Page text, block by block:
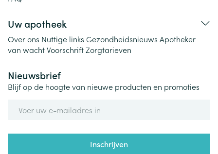
Uw apotheek
Over ons Nuttige links Gezondheidsnieuws Apotheker
van wachtVoorschriftZorgtarieven
Nieuwsbrief
Blijf op de hoogte van nieuwe producten en promoties
Inschrijven